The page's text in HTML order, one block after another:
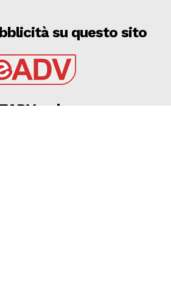
su questo sito
EADV s.r.l.